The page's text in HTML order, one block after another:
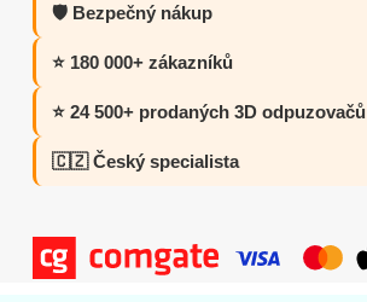
🛡️ Bezpečný nákup
⭐ 180 000+ zákazníků
⭐ 24 500+ prodaných 3D odpuzovačů
🇨🇿 Český specialista